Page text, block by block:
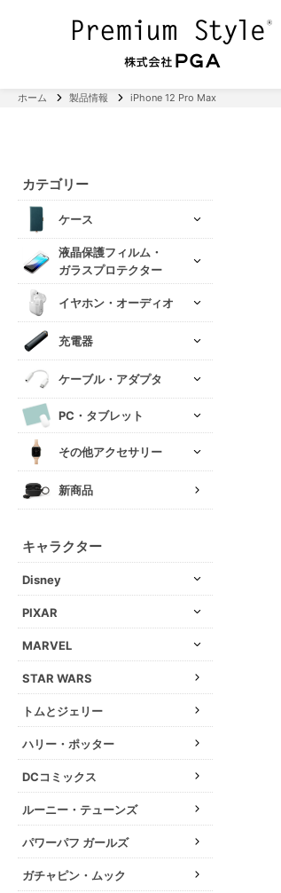
ホーム 製品情報 iPhone 12 Pro Max
カテゴリー
ケース
液晶保護フィルム・
ガラスプロテクター
イヤホン・オーディオ
充電器
ケーブル・アダプタ
PC・タブレット
その他アクセサリー
新商品
キャラクター
Disney
PIXAR
MARVEL
STAR WARS
トムとジェリー
ハリー・ポッター
DCコミックス
ルーニー・テューンズ
パワーパフ ガールズ
ガチャピン・ムック